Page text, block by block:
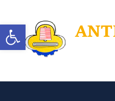
Open toolbar